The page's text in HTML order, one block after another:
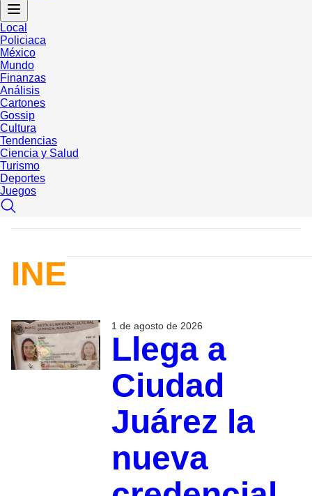
Local
Policiaca
México
Mundo
Finanzas
Análisis
Cartones
Gossip
Cultura
Tendencias
Ciencia y Salud
Turismo
Deportes
Juegos
INE
1 de agosto de 2026
Llega a
Ciudad
Juárez la
nueva